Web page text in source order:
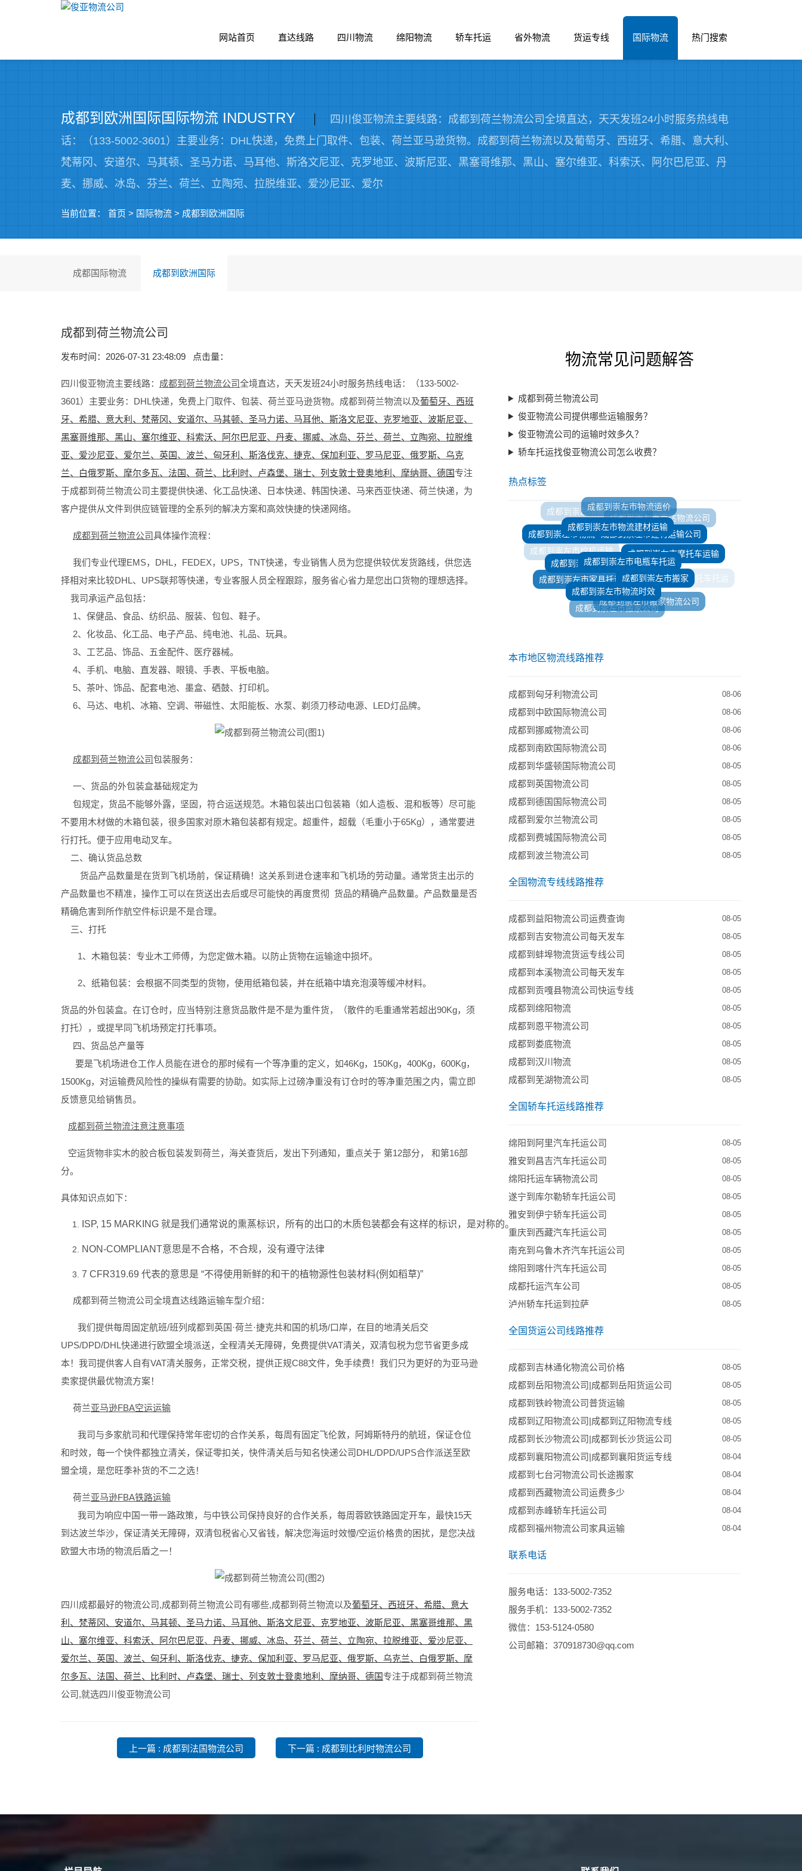
网站首页 直达线路 四川物流 绵阳物流 轿车托运 省外物流 货运专线 国际物流 热门搜索
成都到欧洲国际国际物流 INDUSTRY
四川俊亚物流主要线路：成都到荷兰物流公司全境直达，天天发班24小时服务热线电
话：（133-5002-3601）主要业务：DHL快递，免费上门取件、包装、荷兰亚马逊货物。成都到荷兰物流以及葡萄牙、西班牙、希腊、意大利、
梵蒂冈、安道尔、马其顿、圣马力诺、马耳他、斯洛文尼亚、克罗地亚、波斯尼亚、黑塞哥维那、黑山、塞尔维亚、科索沃、阿尔巴尼亚、丹
麦、挪威、冰岛、芬兰、荷兰、立陶宛、拉脱维亚、爱沙尼亚、爱尔
当前位置： 首页 > 国际物流 > 成都到欧洲国际
成都国际物流 成都到欧洲国际
成都到荷兰物流公司
发布时间：2026-07-31 23:48:09 点击量：
四川俊亚物流主要线路： 成都到荷兰物流公司全境直达，天天发班24小时服务热线电话：（133-5002-
3601）主要业务： DHL快递，免费上门取件、包装、荷兰亚马逊货物。成都到荷兰物流以及葡萄牙、西班
牙、希腊、意大利、梵蒂冈、安道尔、马其顿、圣马力诺、马耳他、斯洛文尼亚、克罗地亚、波斯尼亚、
黑塞哥维那、黑山、塞尔维亚、科索沃、阿尔巴尼亚、 丹麦、挪威、冰岛、芬兰、荷兰、立陶宛、拉脱维
亚、爱沙尼亚、爱尔兰、英国、 波兰、匈牙利、斯洛伐克、捷克、保加利亚、罗马尼亚、俄罗斯、乌克
兰、白俄罗斯、摩尔多瓦、法国、荷兰、比利时、卢森堡、瑞士、列支敦士登奥地利、摩纳哥、德国专注
于成都到荷兰物流公司主要提供快递、化工品快递、日本快递、韩国快递、马来西亚快递、荷兰快递，为
客户提供从文件到供应链管理的全系列的解决方案和高效快捷的快递网络。
成都到荷兰物流公司具体操作流程：
我们专业代理EMS，DHL，FEDEX，UPS，TNT快递，专业销售人员为您提供较优发货路线，供您选
择相对来比较DHL、UPS联邦等快递，专业客服人员全程跟踪，服务省心省力是您出口货物的理想选择。
我司承运产品包括：
1、保健品、食品、纺织品、服装、包包、鞋子。
2、化妆品、化工品、电子产品、纯电池、礼品、玩具。
3、工艺品、饰品、五金配件、医疗器械。
4、手机、电脑、直发器、眼镜、手表、平板电脑。
5、茶叶、饰品、配套电池、墨盒、硒鼓、打印机。
6、马达、电机、冰箱、空调、带磁性、太阳能板、水泵、剃须刀移动电源、LED灯品牌。
成都到荷兰物流公司包装服务：
一、货品的外包装盒基础规定为
包规定，货品不能够外露，坚固，符合运送规范。木箱包装出口包装箱（如人造板、混和板等）尽可能
不要用木材做的木箱包装，很多国家对原木箱包装都有规定。超重件，超载（毛重小于65Kg），通常要进
行打托。便于应用电动叉车。
二、确认货品总数
货品产品数量是在货到飞机场前，保证精确！这关系到进仓速率和飞机场的劳动量。通常货主出示的
产品数量也不精准，操作工可以在货送出去后或尽可能快的再度贯彻 货品的精确产品数量。产品数量是否
精确危害到所作航空件标识是不是合理。
三、打托
1、木箱包装：专业木工师傅，为您定做木箱。以防止货物在运输途中损坏。
2、纸箱包装：会根据不同类型的货物，使用纸箱包装，并在纸箱中填充泡漠等缓冲材料。
货品的外包装盒。在订仓时，应当特别注意货品散件是不是为重件货，（散件的毛重通常若超出90Kg，须
打托），或提早同飞机场预定打托事项。
四、货品总产量等
要是飞机场进仓工作人员能在进仓的那时候有一个等净重的定义，如46Kg，150Kg，400Kg，600Kg，
1500Kg，对运输费风险性的操纵有需要的协助。如实际上过磅净重没有订仓时的等净重范围之内，需立即
反馈意见给销售员。
成都到荷兰物流注意注意事项
空运货物非实木的胶合板包装发到荷兰，海关查货后，发出下列通知，重点关于 第12部分， 和第16部
分。
具体知识点如下：
ISP, 15 MARKING 就是我们通常说的熏蒸标识，所有的出口的木质包装都会有这样的标识，是对称的。
NON-COMPLIANT意思是不合格，不合规，没有遵守法律
7 CFR319.69 代表的意思是 “不得使用新鲜的和干的植物源性包装材料(例如稻草)”
成都到荷兰物流公司全境直达线路运输车型介绍：
我们提供每周固定航班/班列成都到英国·荷兰·捷克共和国的机场/口岸，在目的地清关后交
UPS/DPD/DHL快递进行欧盟全境派送，全程清关无障碍，免费提供VAT清关，双清包税为您节省更多成
本！我司提供客人自有VAT清关服务，正常交税，提供正规C88文件，免手续费！我们只为更好的为亚马逊
卖家提供最优物流方案！
荷兰亚马逊FBA空运运输
我司与多家航司和代理保持常年密切的合作关系，每周有固定飞伦敦，阿姆斯特丹的航班，保证仓位
和时效，每一个快件都独立清关，保证零扣关，快件清关后与知名快递公司DHL/DPD/UPS合作派送至欧
盟全境，是您旺季补货的不二之选！
荷兰亚马逊FBA铁路运输
我司为响应中国一带一路政策，与中铁公司保持良好的合作关系，每周蓉欧铁路固定开车，最快15天
到达波兰华沙，保证清关无障碍，双清包税省心又省钱，解决您海运时效慢/空运价格贵的困扰，是您决战
欧盟大市场的物流后盾之一！
四川成都最好的物流公司,成都到荷兰物流公司有哪些,成都到荷兰物流以及葡萄牙、西班牙、希腊、意大
利、梵蒂冈、安道尔、马其顿、圣马力诺、马耳他、斯洛文尼亚、克罗地亚、波斯尼亚、黑塞哥维那、黑
山、塞尔维亚、科索沃、阿尔巴尼亚、 丹麦、挪威、冰岛、芬兰、荷兰、立陶宛、拉脱维亚、爱沙尼亚、
爱尔兰、英国、 波兰、匈牙利、斯洛伐克、捷克、保加利亚、罗马尼亚、俄罗斯、乌克兰、白俄罗斯、摩
尔多瓦、法国、荷兰、比利时、卢森堡、瑞士、列支敦士登奥地利、摩纳哥、德国专注于成都到荷兰物流
公司,就选四川俊亚物流公司
上一篇 : 成都到法国物流公司 下一篇 : 成都到比利时物流公司
物流常见问题解答
成都到荷兰物流公司
俊亚物流公司提供哪些运输服务？
俊亚物流公司的运输时效多久？
轿车托运找俊亚物流公司怎么收费？
热点标签
成都到崇左市挖机运输
成都到崇左市物流公司挖机运输
成都到崇左市物流建材运输
成都到崇左市建材运输公司
成都到崇左市摩托车运输
成都到崇左市物流摩托车托运
成都到崇左市食品托运
成都到崇左市食品运输
成都到崇左市物流家具托运
成都到崇左市家具托运
成都到崇左市电动车托运
成都到崇左市电瓶车托运
成都到崇左市搬家
成都到崇左市搬家物流公司
成都到崇左市搬家公司
成都到崇左市物流时效
本市地区物流线路推荐
成都到匈牙利物流公司 08-06
成都到中欧国际物流公司 08-06
成都到挪威物流公司 08-06
成都到南欧国际物流公司 08-06
成都到华盛顿国际物流公司 08-05
成都到英国物流公司 08-05
成都到德国国际物流公司 08-05
成都到爱尔兰物流公司 08-05
成都到费城国际物流公司 08-05
成都到波兰物流公司 08-05
全国物流专线线路推荐
成都到益阳物流公司运费查询 08-05
​成都到吉安物流公司每天发车 08-05
成都到蚌埠物流货运专线公司 08-05
​成都到本溪物流公司每天发车 08-05
成都到贡嘎县物流公司快运专线 08-05
成都到绵阳物流 08-05
成都到恩平物流公司 08-05
成都到娄底物流 08-05
成都到汉川物流 08-05
成都到芜湖物流公司 08-05
全国轿车托运线路推荐
绵阳到阿里汽车托运公司 08-05
雅安到昌吉汽车托运公司 08-05
绵阳托运车辆物流公司 08-05
遂宁到库尔勒轿车托运公司 08-05
雅安到伊宁轿车托运公司 08-05
重庆到西藏汽车托运公司 08-05
南充到乌鲁木齐汽车托运公司 08-05
绵阳到喀什汽车托运公司 08-05
成都托运汽车公司 08-05
泸州轿车托运到拉萨 08-05
全国货运公司线路推荐
成都到吉林通化物流公司价格 08-05
成都到岳阳物流公司|成都到岳阳货运公司 08-05
成都到铁岭物流公司普货运输 08-05
成都到辽阳物流公司|成都到辽阳物流专线 08-05
成都到长沙物流公司|成都到长沙货运公司 08-05
成都到襄阳物流公司|成都到襄阳货运专线 08-04
成都到七台河物流公司长途搬家 08-04
成都到西藏物流公司运费多少 08-04
成都到赤峰轿车托运公司 08-04
成都到福州物流公司家具运输 08-04
联系电话
服务电话：133-5002-7352
服务手机：133-5002-7352
微信：153-5124-0580
公司邮箱：370918730@qq.com